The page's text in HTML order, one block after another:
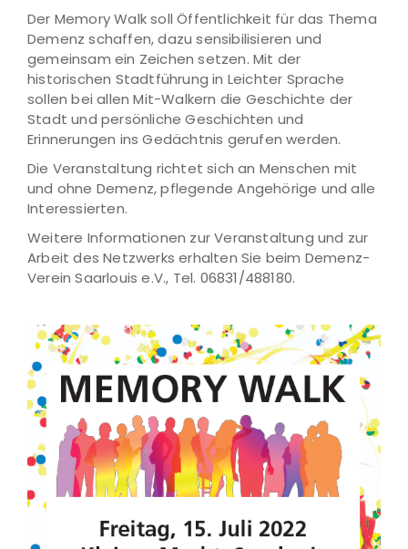
Der Memory Walk soll Öffentlichkeit für das Thema
Demenz schaffen, dazu sensibilisieren und
gemeinsam ein Zeichen setzen. Mit der
historischen Stadtführung in Leichter Sprache
sollen bei allen Mit-Walkern die Geschichte der
Stadt und persönliche Geschichten und
Erinnerungen ins Gedächtnis gerufen werden.
Die Veranstaltung richtet sich an Menschen mit
und ohne Demenz, pflegende Angehörige und alle
Interessierten.
Weitere Informationen zur Veranstaltung und zur
Arbeit des Netzwerks erhalten Sie beim Demenz-
Verein Saarlouis e.V., Tel. 06831/488180.